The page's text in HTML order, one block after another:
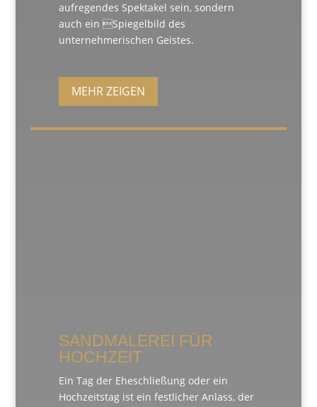
aufregendes Spektakel sein, sondern
auch ein Spiegelbild des
unternehmerischen Geistes.
MEHR ZEIGEN
SANDMALEREI FÜR
HOCHZEIT
Ein Tag der Eheschließung oder ein
Hochzeitstag ist ein festlicher Anlass, der